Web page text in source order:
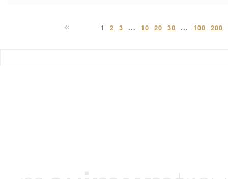
1 2 3 ... 10 20 30 ... 100 200